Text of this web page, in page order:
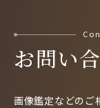
お問い
画像鑑定などのご